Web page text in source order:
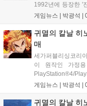
1992년에 등장한 '
란한 시나리오, 악
시리...
게임뉴스 | 박광석
귀멸의 칼날 히
매
세가퍼블리싱코리
이 원작인 가정
PlayStation®4/
10월 14일, Steam
게임뉴스 | 박광석
귀멸의 칼날 히